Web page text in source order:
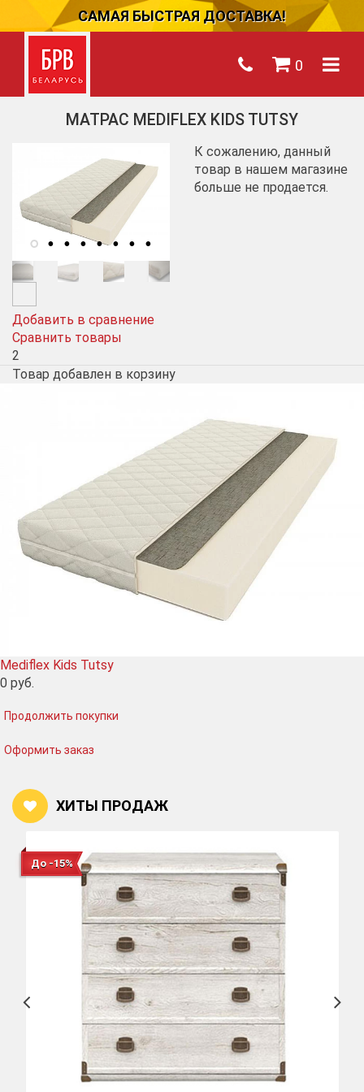
САМАЯ БЫСТРАЯ ДОСТАВКА!
0
МАТРАС MEDIFLEX KIDS TUTSY
Добавить в сравнение
Сравнить товары
2
К сожалению, данный
товар в нашем магазине
больше не продается.
Товар добавлен в корзину
Mediflex Kids Tutsy
0 руб.
Продолжить покупки
Оформить заказ
ХИТЫ ПРОДАЖ
До -15%